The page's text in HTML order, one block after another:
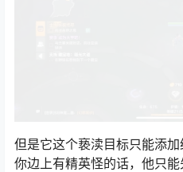
但是它这个亵渎目标只能添
你边上有精英怪的话，他只